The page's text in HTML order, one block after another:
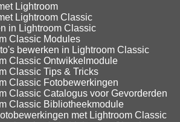
Lightroom
Lightroom Classic
in Lightroom Classic
Classic Modules
bewerken in Lightroom Classic
Classic Ontwikkelmodule
Classic Tips & Tricks
Classic Fotobewerkingen
Classic Catalogus voor Gevorderden
Classic Bibliotheekmodule
met Lightroom Classic